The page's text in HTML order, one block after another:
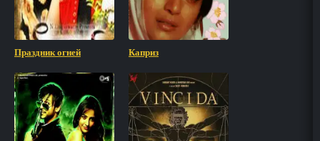
Праздник огней Каприз